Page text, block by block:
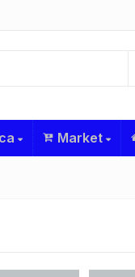
Market